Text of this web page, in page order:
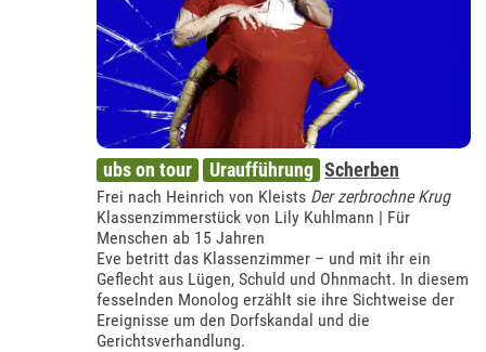
ubs on tour Uraufführung Scherben
Frei nach Heinrich von Kleists Der zerbrochne Krug
Klassenzimmerstück von Lily Kuhlmann | Für
Menschen ab 15 Jahren
Eve betritt das Klassenzimmer – und mit ihr ein
Geflecht aus Lügen, Schuld und Ohnmacht. In diesem
fesselnden Monolog erzählt sie ihre Sichtweise der
Ereignisse um den Dorfskandal und die
Gerichtsverhandlung.